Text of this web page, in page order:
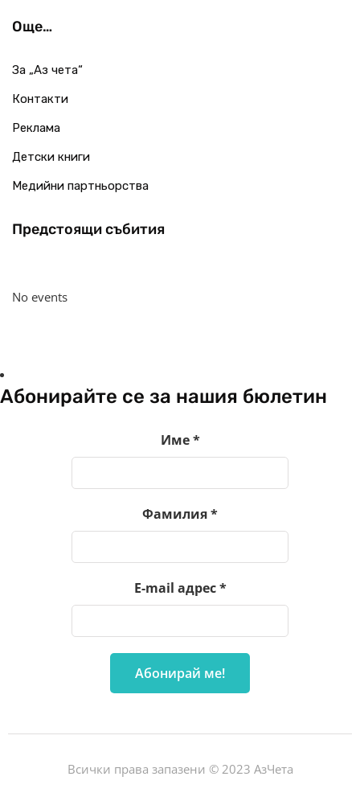
Още…
За „Аз чета“
Контакти
Реклама
Детски книги
Медийни партньорства
Предстоящи събития
No events
Абонирайте се за нашия бюлетин
Име*
Фамилия*
E-mail адрес*
Всички права запазени © 2023 АзЧета